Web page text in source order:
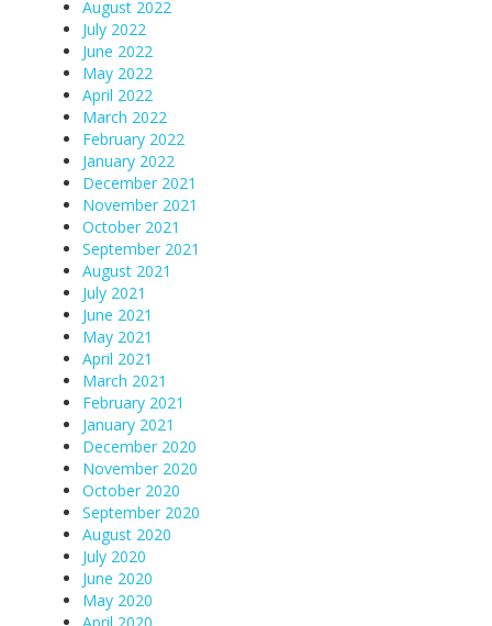
August 2022
July 2022
June 2022
May 2022
April 2022
March 2022
February 2022
January 2022
December 2021
November 2021
October 2021
September 2021
August 2021
July 2021
June 2021
May 2021
April 2021
March 2021
February 2021
January 2021
December 2020
November 2020
October 2020
September 2020
August 2020
July 2020
June 2020
May 2020